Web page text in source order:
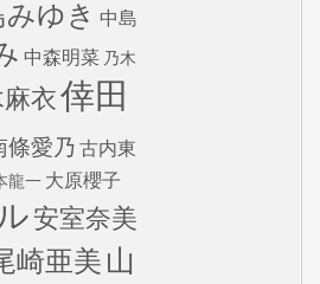
みゆき 中島
中森明菜 乃木
衣倖田
條愛乃 古内東
龍一 大原櫻子
安室奈美
崎亜美 山